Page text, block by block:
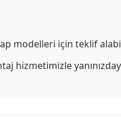
modelleri için teklif
hizmetimizle